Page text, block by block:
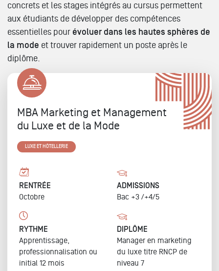
concrets et les stages intégrés au cursus permettent
aux étudiants de développer des compétences
essentielles pour évoluer dans les hautes sphères de
la mode et trouver rapidement un poste après le
diplôme.
MBA Marketing et Management
du Luxe et de la Mode
LUXE ET HÔTELLERIE
RENTRÉE
Octobre
ADMISSIONS
Bac +3 /+4/5
RYTHME
Apprentissage,
professionnalisation ou
initial 12 mois
DIPLÔME
Manager en marketing
du luxe titre RNCP de
niveau 7